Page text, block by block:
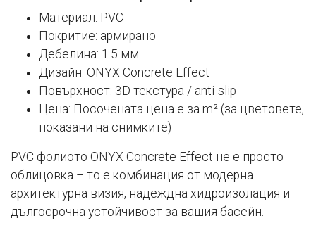
Материал: PVC
Покритие: армирано
Дебелина: 1.5 мм
Дизайн: ONYX Concrete Effect
Повърхност: 3D текстура / anti-slip
Цена: Посочената цена е за m² (за цветовете,
показани на снимките)
PVC фолиото ONYX Concrete Effect не е просто
облицовка – то е комбинация от модерна
архитектурна визия, надеждна хидроизолация и
дългосрочна устойчивост за вашия басейн.